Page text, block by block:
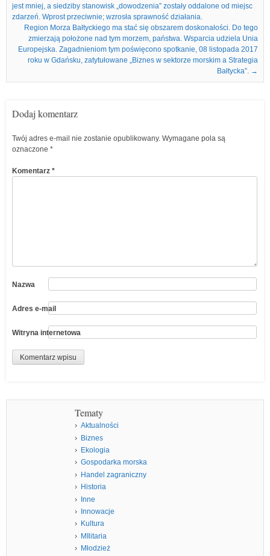
jest mniej, a siedziby stanowisk „dowodzenia” zostały oddalone od miejsc
zdarzeń. Wprost przeciwnie; wzrosła sprawność działania.
Region Morza Bałtyckiego ma stać się obszarem doskonałości. Do tego
zmierzają położone nad tym morzem, państwa. Wsparcia udziela Unia
Europejska. Zagadnieniom tym poświęcono spotkanie, 08 listopada 2017
roku w Gdańsku, zatytułowane „Biznes w sektorze morskim a Strategia
Bałtycka”. →
Dodaj komentarz
Twój adres e-mail nie zostanie opublikowany. Wymagane pola są
oznaczone *
Komentarz *
Nazwa
Adres e-mail
Witryna internetowa
Tematy
Aktualności
Biznes
Ekologia
Gospodarka morska
Handel zagraniczny
Historia
Inne
Innowacje
Kultura
MIlitaria
Młodzież